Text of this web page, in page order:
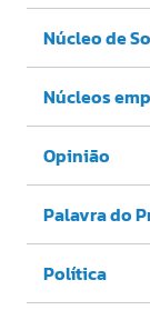
Núcleo de
Núcleos
Opinião
Palavra do
Política